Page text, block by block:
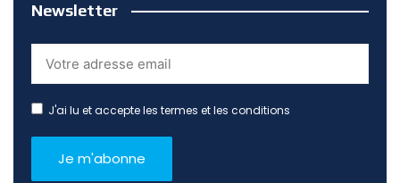
Newsletter
J'ai lu et accepte les termes et les conditions